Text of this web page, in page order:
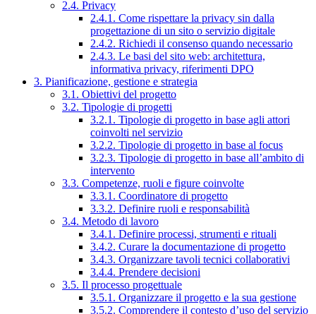
2.4. Privacy
2.4.1. Come rispettare la privacy sin dalla
progettazione di un sito o servizio digitale
2.4.2. Richiedi il consenso quando necessario
2.4.3. Le basi del sito web: architettura,
informativa privacy, riferimenti DPO
3. Pianificazione, gestione e strategia
3.1. Obiettivi del progetto
3.2. Tipologie di progetti
3.2.1. Tipologie di progetto in base agli attori
coinvolti nel servizio
3.2.2. Tipologie di progetto in base al focus
3.2.3. Tipologie di progetto in base all’ambito di
intervento
3.3. Competenze, ruoli e figure coinvolte
3.3.1. Coordinatore di progetto
3.3.2. Definire ruoli e responsabilità
3.4. Metodo di lavoro
3.4.1. Definire processi, strumenti e rituali
3.4.2. Curare la documentazione di progetto
3.4.3. Organizzare tavoli tecnici collaborativi
3.4.4. Prendere decisioni
3.5. Il processo progettuale
3.5.1. Organizzare il progetto e la sua gestione
3.5.2. Comprendere il contesto d’uso del servizio